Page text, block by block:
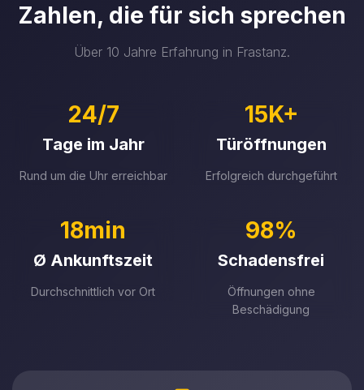
Zahlen, die für sich sprechen
Über 10 Jahre Erfahrung in Frastanz.
24/7
Tage im Jahr
Rund um die Uhr erreichbar
15K+
Türöffnungen
Erfolgreich durchgeführt
18min
Ø Ankunftszeit
Durchschnittlich vor Ort
98%
Schadensfrei
Öffnungen ohne
Beschädigung